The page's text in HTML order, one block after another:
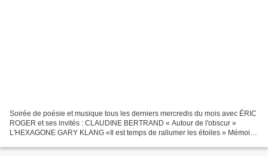
Soirée de poésie et musique tous les derniers mercredis du mois avec ÉRIC
ROGER et ses invités : CLAUDINE BERTRAND « Autour de l'obscur »
L'HEXAGONE GARY KLANG «Il est temps de rallumer les étoiles » Mémoire